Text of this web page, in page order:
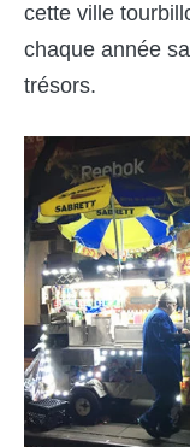
cette ville
chaque année
trésors.